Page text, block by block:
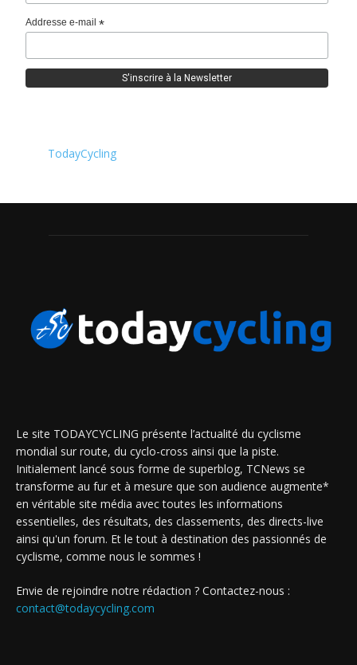
Addresse e-mail*
TodayCycling
Le site TODAYCYCLING présente l’actualité du cyclisme
mondial sur route, du cyclo-cross ainsi que la piste.
Initialement lancé sous forme de superblog, TCNews se
transforme au fur et à mesure que son audience augmente*
en véritable site média avec toutes les informations
essentielles, des résultats, des classements, des directs-live
ainsi qu'un forum. Et le tout à destination des passionnés de
cyclisme, comme nous le sommes !
Envie de rejoindre notre rédaction ? Contactez-nous :
contact@todaycycling.com